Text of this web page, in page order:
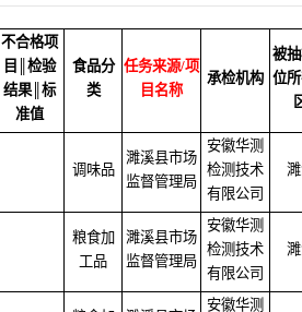
不合格项
目
║检验
结果║标
准值
食品分
类
任务来源/项
目名称
承检机构
被
位
调味品
濉溪县市场
监督管理局
安徽华测
检测技术
有限公司
粮食加
工品
濉溪县市场
监督管理局
安徽华测
检测技术
有限公司
安徽华测